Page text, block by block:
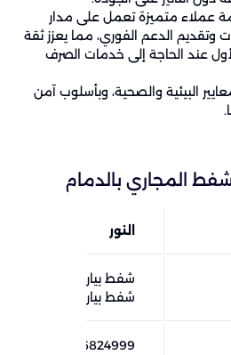
عملاء متميزة تعمل على مدار
وتقديم الدعم الفوري، مما يعزز ثقة
الأول عند الحاجة إلى خدمات الصرف
البيئية والصحية، وبأسلوب آمن
شفط المجاري بالدمام
النور
شفط بيارات الدمام، وايت
شفط بيارات بالدمام
0546824999